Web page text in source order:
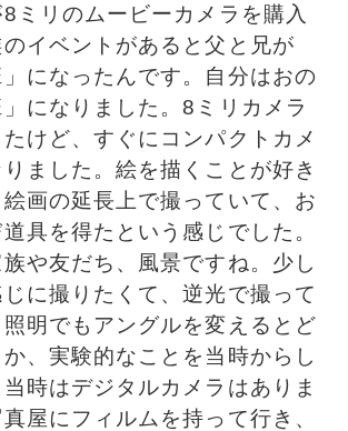
ミリのムービーカメラを購入
イベントがあると父と兄が
」になったんです。自分はおの
になりました。8ミリカメラ
けど、すぐにコンパクトカメ
ました。絵を描くことが好き
画の延長上で撮っていて、お
具を得たという感じでした。
や友だち、風景ですね。少し
に撮りたくて、逆光で撮って
明でもアングルを変えるとど
、実験的なことを当時からし
時はデジタルカメラはありま
屋にフィルムを持って行き、